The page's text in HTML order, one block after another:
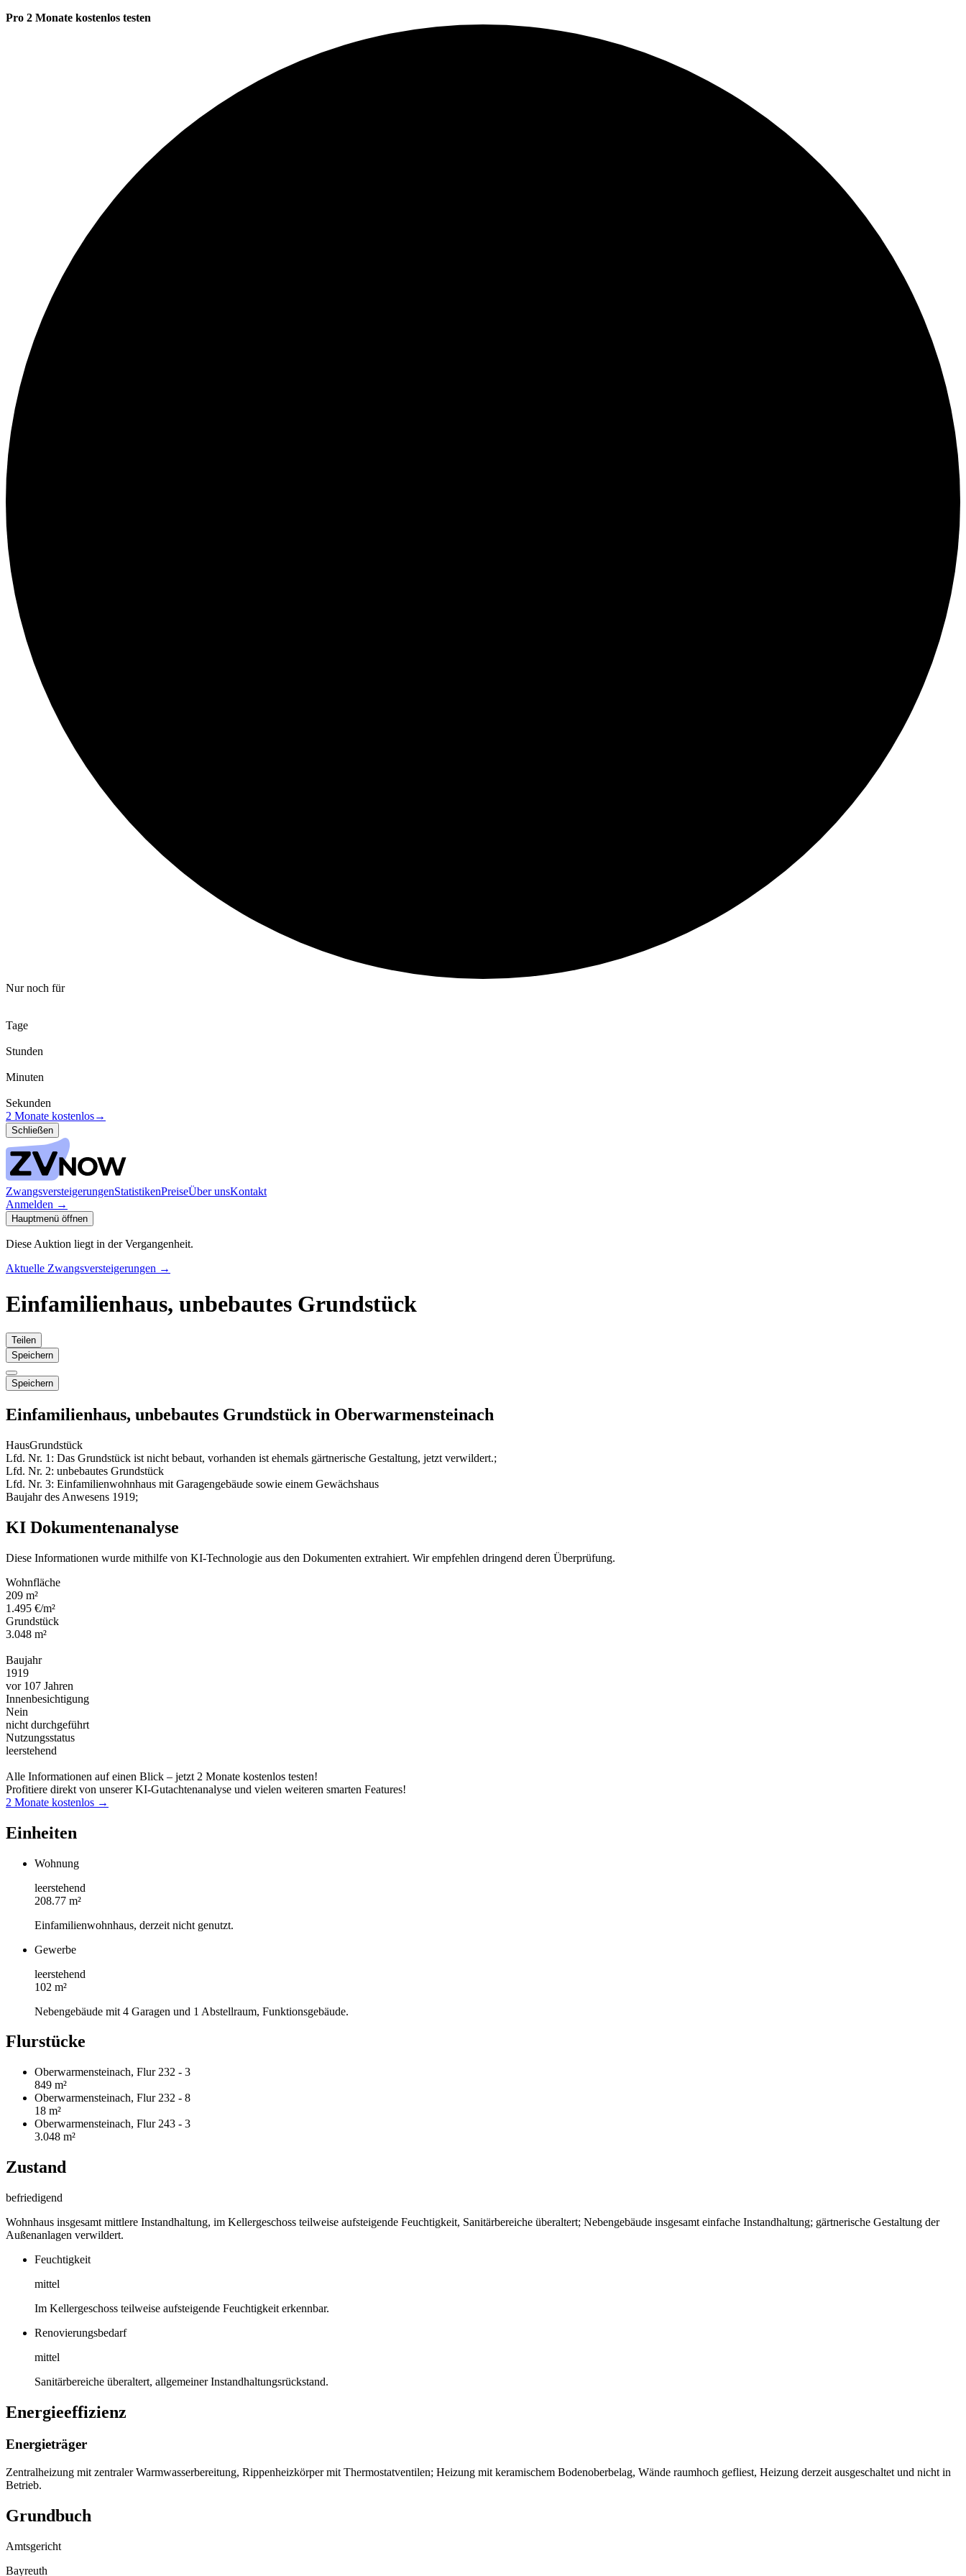
Pro 2 Monate kostenlos testen
Nur noch für
Tage
Stunden
Minuten
Sekunden
2 Monate kostenlos→
Schließen
ZwangsversteigerungenStatistikenPreiseÜber unsKontakt
Anmelden →
Hauptmenü öffnen
Diese Auktion liegt in der Vergangenheit.
Aktuelle Zwangsversteigerungen →
Einfamilienhaus, unbebautes Grundstück
Teilen
Speichern
Speichern
Einfamilienhaus, unbebautes Grundstück in Oberwarmensteinach
HausGrundstück
Lfd. Nr. 1: Das Grundstück ist nicht bebaut, vorhanden ist ehemals gärtnerische Gestaltung, jetzt verwildert.;
Lfd. Nr. 2: unbebautes Grundstück
Lfd. Nr. 3: Einfamilienwohnhaus mit Garagengebäude sowie einem Gewächshaus
Baujahr des Anwesens 1919;
KI Dokumentenanalyse
Diese Informationen wurde mithilfe von KI-Technologie aus den Dokumenten extrahiert. Wir empfehlen dringend deren Überprüfung.
Wohnfläche
209 m²
1.495 €/m²
Grundstück
3.048 m²
Baujahr
1919
vor 107 Jahren
Innenbesichtigung
Nein
nicht durchgeführt
Nutzungsstatus
leerstehend
Alle Informationen auf einen Blick – jetzt 2 Monate kostenlos testen!
Profitiere direkt von unserer KI-Gutachtenanalyse und vielen weiteren smarten Features!
2 Monate kostenlos →
Einheiten
Wohnung
leerstehend
208.77 m²
Einfamilienwohnhaus, derzeit nicht genutzt.
Gewerbe
leerstehend
102 m²
Nebengebäude mit 4 Garagen und 1 Abstellraum, Funktionsgebäude.
Flurstücke
Oberwarmensteinach, Flur 232 - 3
849 m²
Oberwarmensteinach, Flur 232 - 8
18 m²
Oberwarmensteinach, Flur 243 - 3
3.048 m²
Zustand
befriedigend
Wohnhaus insgesamt mittlere Instandhaltung, im Kellergeschoss teilweise aufsteigende Feuchtigkeit, Sanitärbereiche überaltert; Nebengebäude insgesamt einfache Instandhaltung; gärtnerische Gestaltung der
Außenanlagen verwildert.
Feuchtigkeit
mittel
Im Kellergeschoss teilweise aufsteigende Feuchtigkeit erkennbar.
Renovierungsbedarf
mittel
Sanitärbereiche überaltert, allgemeiner Instandhaltungsrückstand.
Energieeffizienz
Energieträger
Zentralheizung mit zentraler Warmwasserbereitung, Rippenheizkörper mit Thermostatventilen; Heizung mit keramischem Bodenoberbelag, Wände raumhoch gefliest, Heizung derzeit ausgeschaltet und nicht in
Betrieb.
Grundbuch
Amtsgericht
Bayreuth